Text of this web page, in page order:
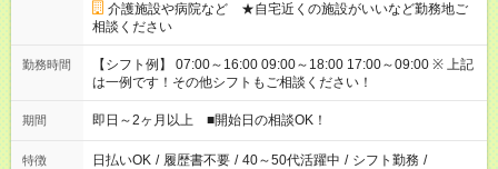
介護施設や病院など ★自宅近くの施設がいいなど勤務地ご
相談ください
勤務時間
【シフト例】 07:00～16:00 09:00～18:00 17:00～09:00 ※ 上記
は一例です！その他シフトもご相談ください！
期間 即日～2ヶ月以上 ■開始日の相談OK！
特徴 日払いOK / 履歴書不要 / 40～50代活躍中 / シフト勤務 /